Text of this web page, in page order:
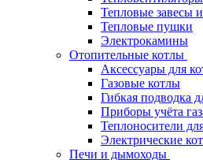
Тепловые завесы
Тепловые пушки
Электрокамины
Отопительные котлы
Аксессуары для
Газовые котлы
Гибкая подводка
Приборы учёта
Теплоносители
Электрические
Печи и дымоходы